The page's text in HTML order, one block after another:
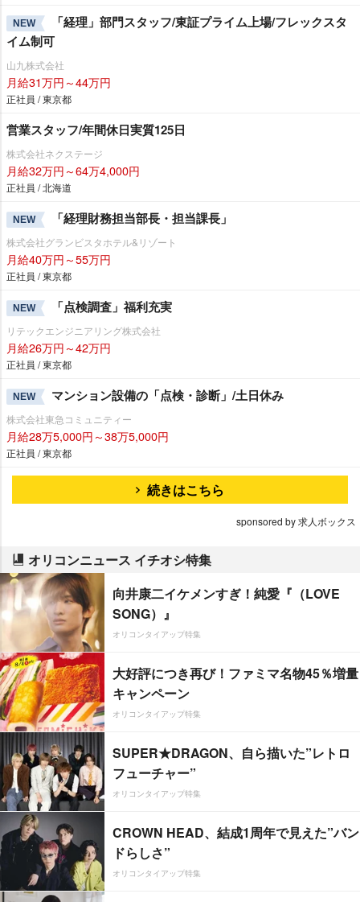
NEW
「経理」部門スタッフ/東証プライム上場/フレックスタ
イム制可
山九株式会社
月給31万円～44万円
正社員 / 東京都
営業スタッフ/年間休日実質125日
株式会社ネクステージ
月給32万円～64万4,000円
正社員 / 北海道
NEW 「経理財務担当部長・担当課長」
株式会社グランビスタホテル&リゾート
月給40万円～55万円
正社員 / 東京都
NEW 「点検調査」福利充実
リテックエンジニアリング株式会社
月給26万円～42万円
正社員 / 東京都
NEW マンション設備の「点検・診断」/土日休み
株式会社東急コミュニティー
月給28万5,000円～38万5,000円
正社員 / 東京都
続きはこちら
sponsored by 求人ボックス
オリコンニュース イチオシ特集
向井康二イケメンすぎ！純愛『（LOVE
SONG）』
オリコンタイアップ特集
大好評につき再び！ファミマ名物45％増量
キャンペーン
オリコンタイアップ特集
SUPER★DRAGON、自ら描いた”レトロ
フューチャー”
オリコンタイアップ特集
CROWN HEAD、結成1周年で見えた”バン
ドらしさ”
オリコンタイアップ特集